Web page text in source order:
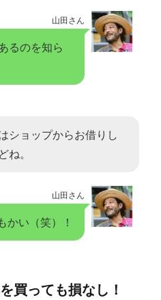
山田さん
るのを知ら
ショップからお借りし
ね。
山田さん
かい（笑）！
買っても損なし！